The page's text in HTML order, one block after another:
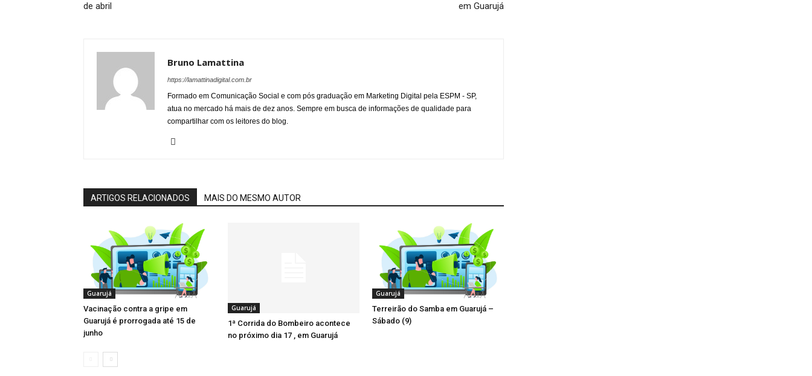
de abril
em Guarujá
Bruno Lamattina
https://lamattinadigital.com.br
Formado em Comunicação Social e com pós graduação em Marketing Digital pela ESPM - SP,
atua no mercado há mais de dez anos. Sempre em busca de informações de qualidade para
compartilhar com os leitores do blog.
ARTIGOS RELACIONADOS MAIS DO MESMO AUTOR
Guarujá
Vacinação contra a gripe em
Guarujá é prorrogada até 15 de
junho
Guarujá
1ª Corrida do Bombeiro acontece
no próximo dia 17 , em Guarujá
Guarujá
Terreirão do Samba em Guarujá –
Sábado (9)